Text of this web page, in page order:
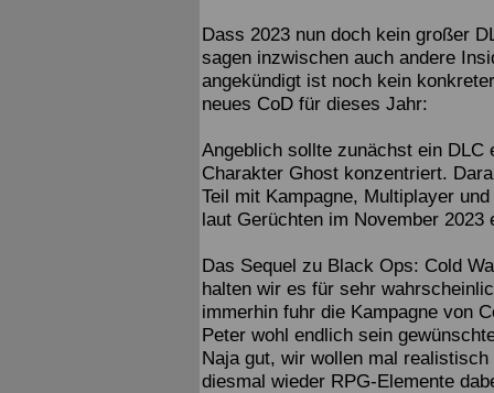
Dass 2023 nun doch kein großer
sagen inzwischen auch andere
angekündigt ist noch kein
neues CoD für dieses Jahr:
Angeblich sollte zunächst ein DLC
Charakter Ghost konzentriert.
Teil mit Kampagne, Multiplayer
laut Gerüchten im November 2023
Das Sequel zu Black Ops: Cold
halten wir es für sehr
immerhin fuhr die Kampagne von
Peter wohl endlich sein
Naja gut, wir wollen mal
diesmal wieder RPG-Elemente